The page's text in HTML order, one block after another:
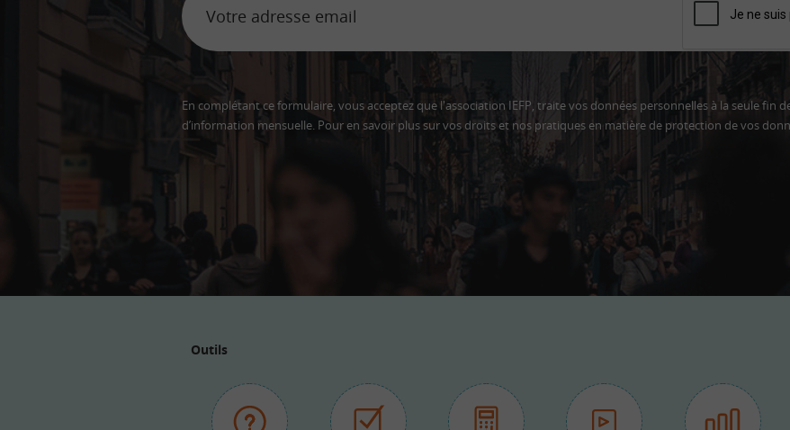
En complétant ce formulaire, vous acceptez que l'association IEFP, traite vos données personnelles à la seule
d’information mensuelle. Pour en savoir plus sur vos droits et nos pratiques en matière de protection de vos
Outils